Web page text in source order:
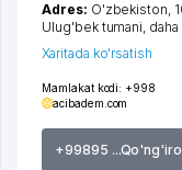
Mamlakat kodi: +998
acibadem.com
+99895
Adres: O'zbekiston,
Ulug'bek tumani, daha
Xaritada ko'rsatish